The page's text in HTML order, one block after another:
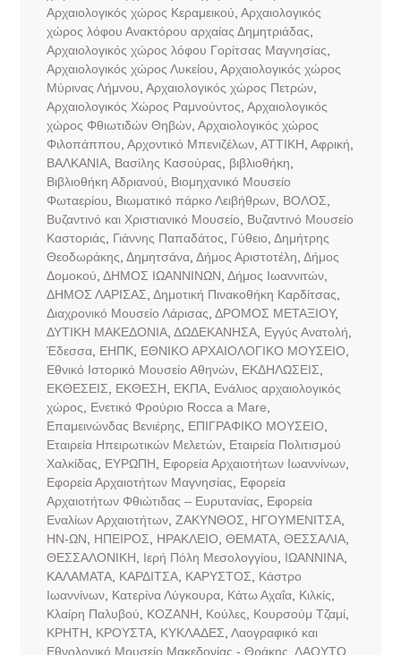
Αρχαιολογικός χώρος Κεραμεικού Αρχαιολογικός
χώρος λόφου Ανακτόρου αρχαίας Δημητριάδας
Αρχαιολογικός χώρος λόφου Γορίτσας Μαγνησίας
Αρχαιολογικός χώρος Λυκείου Αρχαιολογικός χώρος
Μύρινας Λήμνου Αρχαιολογικός χώρος Πετρών,
Αρχαιολογικός Χώρος Ραμνούντος Αρχαιολογικός
χώρος Φθιωτιδών Θηβών, Αρχαιολογικός χώρος
Φιλοπάππου Αρχοντικό Μπενιζέλων, ΑΤΤΙΚΗ Αφρική
ΒΑΛΚΑΝΙΑ, Βασίλης Κασούρας βιβλιοθήκη
Βιβλιοθήκη Αδριανού
Βιομηχανικό Μουσείο
Φωταερίου
Βιωματικό πάρκο Λειβήθρων, ΒΟΛΟΣ
Βυζαντινό και Χριστιανικό Μουσείο
Βυζαντινό Μουσείο
Καστοριάς
Γιάννης Παπαδάτος Γύθειο Δημήτρης
Θεοδωράκης Δημητσάνα, Δήμος Αριστοτέλη Δήμος
Δομοκού ΔΗΜΟΣ ΙΩΑΝΝΙΝΩΝ Δήμος Ιωαννιτών,
ΔΗΜΟΣ ΛΑΡΙΣΑΣ Δημοτική Πινακοθήκη Καρδίτσας
Διαχρονικό Μουσείο Λάρισας ΔΡΟΜΟΣ ΜΕΤΑΞΙΟΥ,
ΔΥΤΙΚΗ ΜΑΚΕΔΟΝΙΑ, ΔΩΔΕΚΑΝΗΣΑ, Εγγύς Ανατολή
Έδεσσα, ΕΗΠΚ, ΕΘΝΙΚΟ ΑΡΧΑΙΟΛΟΓΙΚΟ ΜΟΥΣΕΙΟ
Εθνικό Ιστορικό Μουσείο Αθηνών, ΕΚΔΗΛΩΣΕΙΣ
ΕΚΘΕΣΕΙΣ
ΕΚΘΕΣΗ ΕΚΠΑ, Ενάλιος αρχαιολογικός
χώρος
Ενετικό Φρούριο Rocca a Mare
Επαμεινώνδας Βενιέρης
ΕΠΙΓΡΑΦΙΚΟ ΜΟΥΣΕΙΟ
Εταιρεία Ηπειρωτικών Μελετών, Εταιρεία Πολιτισμού
Χαλκίδας
ΕΥΡΩΠΗ Εφορεία Αρχαιοτήτων Ιωαννίνων,
Εφορεία Αρχαιοτήτων Μαγνησίας
Εφορεία
Αρχαιοτήτων Φθιώτιδας – Ευρυτανίας
Εφορεία
Εναλίων Αρχαιοτήτων, ΖΑΚΥΝΘΟΣ ΗΓΟΥΜΕΝΙΤΣΑ,
ΗΝ-ΩΝ
ΗΠΕΙΡΟΣ ΗΡΑΚΛΕΙΟ ΘΕΜΑΤΑ, ΘΕΣΣΑΛΙΑ,
ΘΕΣΣΑΛΟΝΙΚΗ
Ιερή Πόλη Μεσολογγίου ΙΩΑΝΝΙΝΑ,
ΚΑΛΑΜΑΤΑ, ΚΑΡΔΙΤΣΑ, ΚΑΡΥΣΤΟΣ
Κάστρο
Ιωαννίνων, Κατερίνα Λύγκουρα, Κάτω Αχαΐα, Κιλκίς
Κλαίρη Παλυβού
ΚΟΖΑΝΗ Κούλες Κουρσούμ Τζαμί,
ΚΡΗΤΗ
ΚΡΟΥΣΤΑ, ΚΥΚΛΑΔΕΣ Λαογραφικό και
Εθνολογικό Μουσείο Μακεδονίας - Θράκης ΛΑΟΥΤΟ